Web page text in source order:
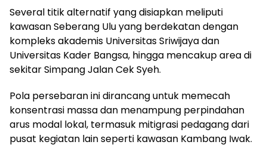
Several titik alternatif yang disiapkan meliputi
kawasan Seberang Ulu yang berdekatan dengan
kompleks akademis Universitas Sriwijaya dan
Universitas Kader Bangsa, hingga mencakup area di
sekitar Simpang Jalan Cek Syeh.
Pola persebaran ini dirancang untuk memecah
konsentrasi massa dan menampung perpindahan
arus modal lokal, termasuk mitigrasi pedagang dari
pusat kegiatan lain seperti kawasan Kambang Iwak.